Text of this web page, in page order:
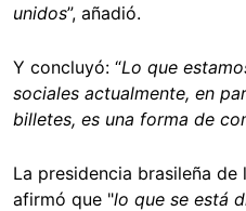
unidos”, añadió.
Y concluyó: “Lo que
sociales actualmente, en
billetes, es una forma de
La presidencia brasileña de
afirmó que "lo que se está